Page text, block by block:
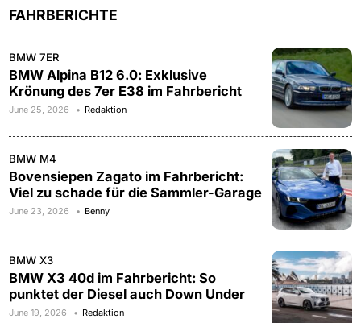
FAHRBERICHTE
BMW 7ER
BMW Alpina B12 6.0: Exklusive
Krönung des 7er E38 im Fahrbericht
June 25, 2026 Redaktion
BMW M4
Bovensiepen Zagato im Fahrbericht:
Viel zu schade für die Sammler-Garage
June 23, 2026 Benny
BMW X3
BMW X3 40d im Fahrbericht: So
punktet der Diesel auch Down Under
June 19, 2026 Redaktion